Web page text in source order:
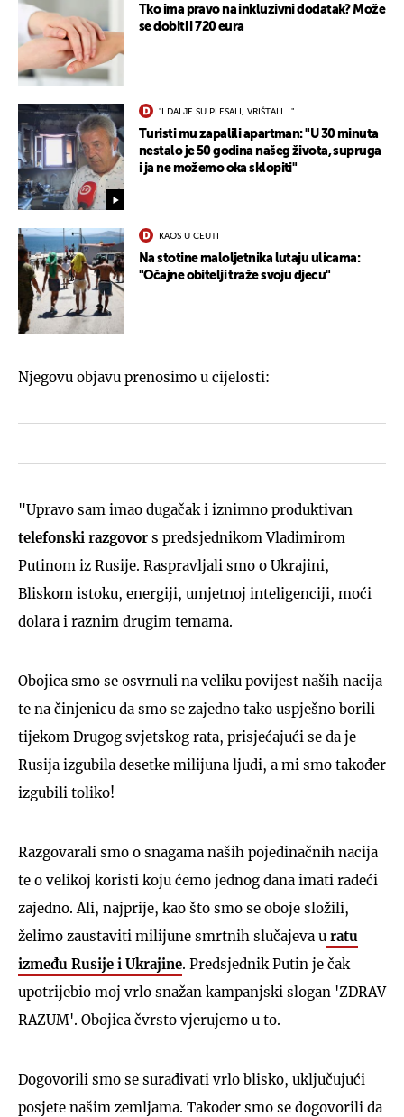
Tko ima pravo na inkluzivni dodatak? Može
se dobiti i 720 eura
"I DALJE SU PLESALI, VRIŠTALI..."
Turisti mu zapalili apartman: "U 30 minuta
nestalo je 50 godina našeg života, supruga
i ja ne možemo oka sklopiti"
KAOS U CEUTI
Na stotine maloljetnika lutaju ulicama:
"Očajne obitelji traže svoju djecu"
Njegovu objavu prenosimo u cijelosti:
"Upravo sam imao dugačak i iznimno produktivan
telefonski razgovor s predsjednikom Vladimirom
Putinom iz Rusije. Raspravljali smo o Ukrajini,
Bliskom istoku, energiji, umjetnoj inteligenciji, moći
dolara i raznim drugim temama.
Obojica smo se osvrnuli na veliku povijest naših nacija
te na činjenicu da smo se zajedno tako uspješno borili
tijekom Drugog svjetskog rata, prisjećajući se da je
Rusija izgubila desetke milijuna ljudi, a mi smo također
izgubili toliko!
Razgovarali smo o snagama naših pojedinačnih nacija
te o velikoj koristi koju ćemo jednog dana imati radeći
zajedno. Ali, najprije, kao što smo se oboje složili,
želimo zaustaviti milijune smrtnih slučajeva u ratu
između Rusije i Ukrajine. Predsjednik Putin je čak
upotrijebio moj vrlo snažan kampanjski slogan 'ZDRAV
RAZUM'. Obojica čvrsto vjerujemo u to.
Dogovorili smo se surađivati vrlo blisko, uključujući
posjete našim zemljama. Također smo se dogovorili da